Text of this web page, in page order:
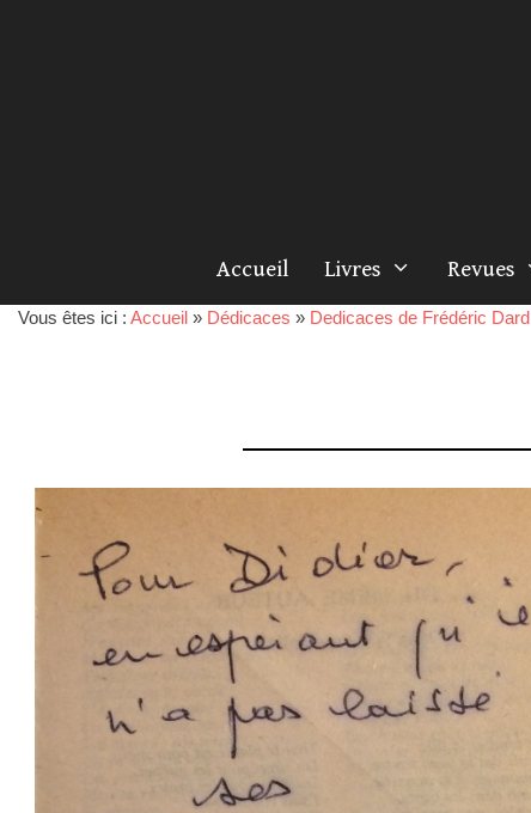
Accueil Livres Revues
Vous êtes ici : Accueil » Dédicaces » Dedicaces de Frédéric Dard